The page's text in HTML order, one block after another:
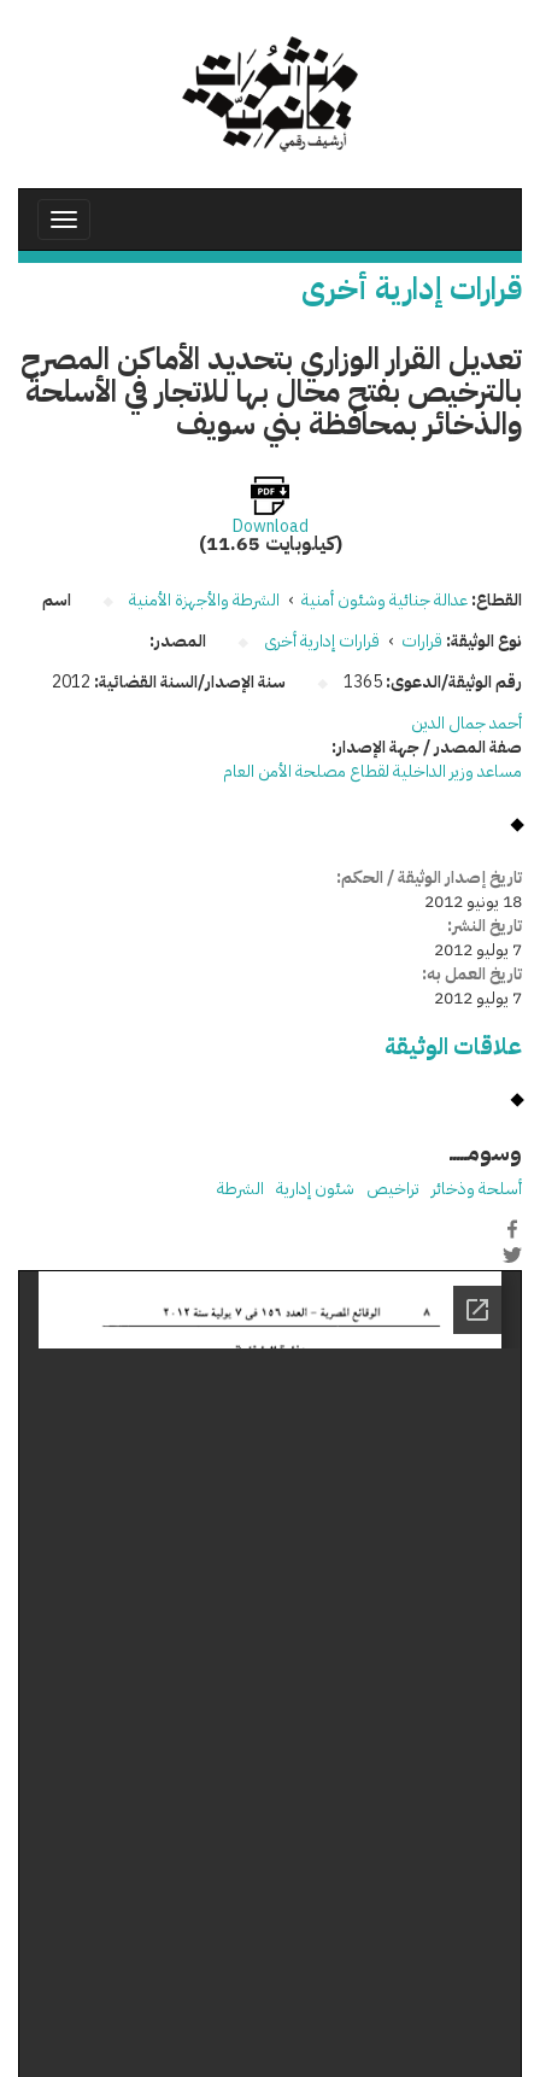
Toggle
قرارات إدارية أخرى
تعديل القرار الوزاري بتحديد الأماكن المصرح
بالترخيص بفتح محال بها للاتجار في الأسلحة
والذخائر بمحافظة بني سويف
Download
(11.65 كيلوبايت)
القطاع:عدالة جنائية وشئون أمنية › الشرطة والأجهزة الأمنية
نوع الوثيقة: قرارات › قرارات إدارية أخرى
رقم الوثيقة/الدعوى:1365 سنة الإصدار/السنة القضائية: 2012
اسم
المصدر:
أحمد جمال الدين
صفة المصدر / جهة الإصدار:
مساعد وزير الداخلية لقطاع مصلحة الأمن العام
تاريخ إصدار الوثيقة / الحكم:
18 يونيو 2012
تاريخ النشر:
7 يوليو 2012
تاريخ العمل به:
7 يوليو 2012
علاقات الوثيقة
وسومـــــ
أسلحة وذخائر تراخيص شئون إدارية الشرطة